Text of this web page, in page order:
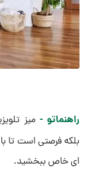
راهنماتو - میز
بلکه فرصتی است تا
‌ای خاص ببخشید.